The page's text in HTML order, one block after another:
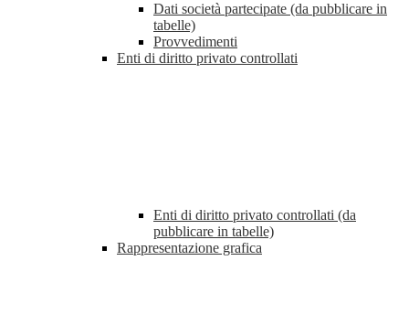
Dati società partecipate (da pubblicare in
tabelle)
Provvedimenti
Enti di diritto privato controllati
Enti di diritto privato controllati (da
pubblicare in tabelle)
Rappresentazione grafica